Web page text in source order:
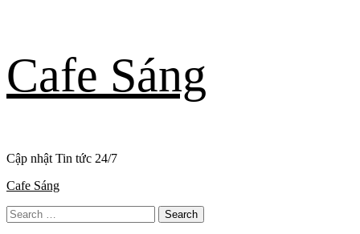
to
content
Cafe Sáng
Cập nhật Tin tức 24/7
Primary
Cafe Sáng
Search
for: